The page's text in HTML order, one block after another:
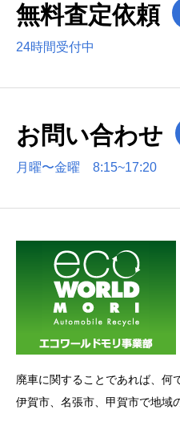
無料査定依頼
24時間受付中
お問い合わせ
月曜〜金曜 8:15~17:20
廃車に関することであれば、何
伊賀市、名張市、甲賀市で地域